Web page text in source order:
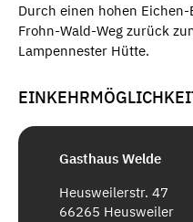
Durch einen hohen
Frohn-Wald-Weg zurück
Lampennester Hütte.
Gasthaus Welde
Heusweilerstr. 47
66265 Heusweiler